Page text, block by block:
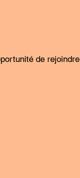
de rejoindre